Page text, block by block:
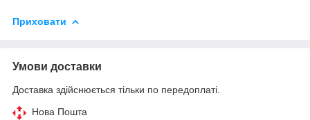
Приховати
Умови доставки
Доставка здійснюється тільки по передоплаті.
Нова Пошта